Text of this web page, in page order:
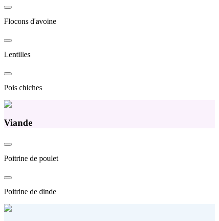
Flocons d'avoine
Lentilles
Pois chiches
Viande
Poitrine de poulet
Poitrine de dinde